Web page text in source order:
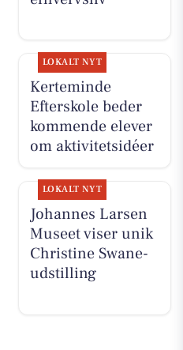
LOKALT NYT
Kerteminde
Efterskole beder
kommende elever
om aktivitetsidéer
LOKALT NYT
Johannes Larsen
Museet viser unik
Christine Swane-
udstilling